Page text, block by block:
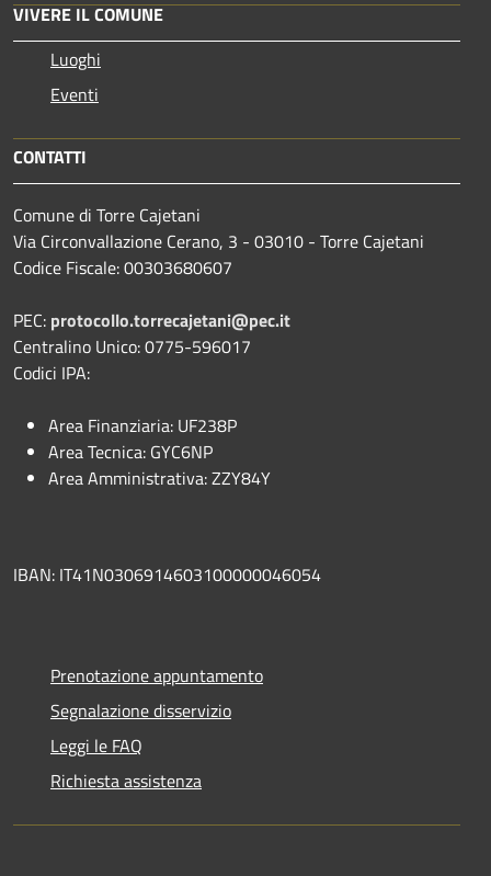
VIVERE IL COMUNE
Luoghi
Eventi
CONTATTI
Comune di Torre Cajetani
Via Circonvallazione Cerano, 3 - 03010 - Torre Cajetani
Codice Fiscale: 00303680607
PEC: protocollo.torrecajetani@pec.it
Centralino Unico: 0775-596017
Codici IPA:
Area Finanziaria: UF238P
Area Tecnica: GYC6NP
Area Amministrativa: ZZY84Y
IBAN: IT41N0306914603100000046054
Prenotazione appuntamento
Segnalazione disservizio
Leggi le FAQ
Richiesta assistenza